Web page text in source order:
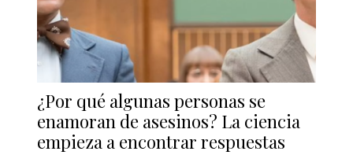
¿Por qué algunas personas se
enamoran de asesinos? La ciencia
empieza a encontrar respuestas